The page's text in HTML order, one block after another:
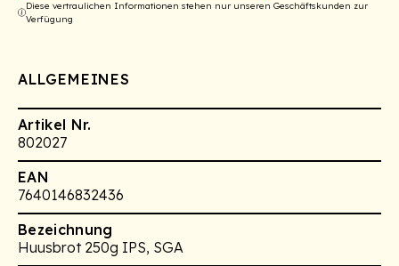
Diese vertraulichen Informationen stehen nur unseren Geschäftskunden zur
Verfügung
ALLGEMEINES
Artikel Nr.
802027
EAN
7640146832436
Bezeichnung
Huusbrot 250g IPS, SGA